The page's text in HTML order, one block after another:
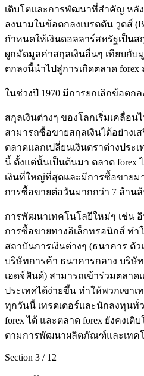
เติบโตและการพัฒนาที่สำคัญ หลั
ลงนามในข้อตกลงเบรตตัน วูดส์
กำหนดให้เงินดอลลาร์สหรัฐเป็นส
ผูกมัดมูลค่าสกุลเงินอื่นๆ เทียบกับ
ตกลงนี้นำไปสู่การเกิดตลาด
ในช่วงปี 1970 มีการยกเลิกข้อตก
สกุลเงินต่างๆ ของโลกเริ่มเคลื่อ
สามารถซื้อขายสกุลเงินได้อย่างเ
ตลาดแลกเปลี่ยนเงินตราต่างประ
นี้ ตั้งแต่นั้นเป็นต้นมา ตลาด forex
เงินที่ใหญ่ที่สุดและมีการซื้อขาย
การซื้อขายต่อวันมากกว่า 7 ล้าน
การพัฒนาเทคโนโลยีใหม่ๆ เช่น
การซื้อขายทางอิเล็กทรอนิกส์ ทำ
สถาบันการเงินต่างๆ (ธนาคาร ตั
บริษัทการค้า ธนาคารกลาง บริษั
เฮดจ์ฟันด์) สามารถเข้าร่วมตลาด
ประเทศได้ง่ายขึ้น ทำให้พวกเขาเ
ทุกวันนี้ เทรดเดอร์และนักลงทุนทั่
forex ได้ และตลาด forex ยังคงเ
ตามการพัฒนาผลิตภัณฑ์และเทคโ
Section 3 / 12